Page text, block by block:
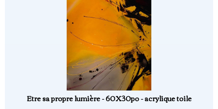
Etre sa propre lumière - 60X30po - acrylique toile